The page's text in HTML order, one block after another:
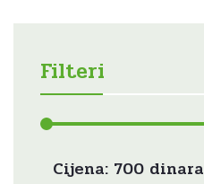
Filteri
Cijena: 700 dinara